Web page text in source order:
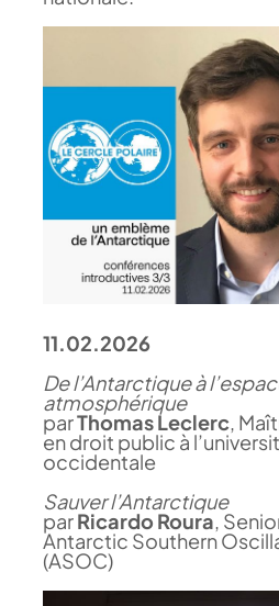
11.02.2026
De l’Antarctique à
atmosphérique
parThomas Leclerc,
en droit public à
occidentale
Sauver l’Antarctique
parRicardo Roura,
Antarctic Southern
(ASOC)